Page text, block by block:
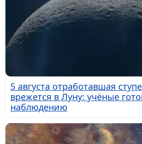
5 августа отработавшая
врежется в Луну: учёные
наблюдению